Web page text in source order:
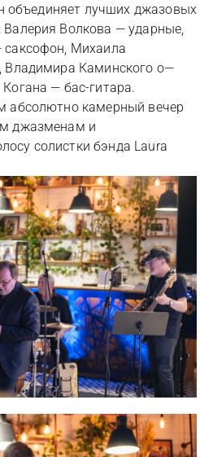
объединяет лучших джазовых
Волкова — ударные,
Михаила
Владимира Каминского о—
— бас-гитара.
абсолютно камерный вечер
джазменам и
солистки бэнда Laura